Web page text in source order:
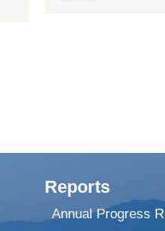
Reports
Annual Progress